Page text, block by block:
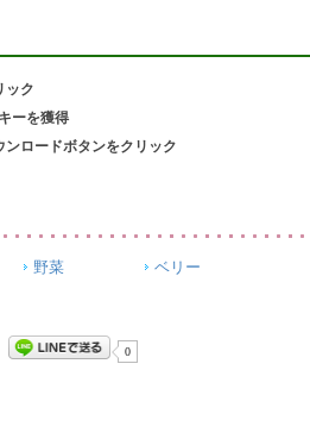
ック
ーを獲得
ンロードボタンをクリック
野菜
ベリー
0